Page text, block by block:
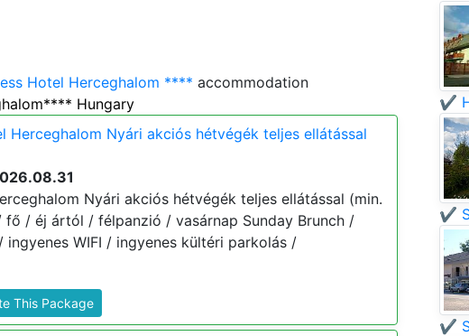
Hotel Herceghalom **** accommodation
Hungary
Nyári akciós hétvégék teljes ellátással
Nyári akciós hétvégék teljes ellátással (min.
fő / éj ártól / félpanzió / vasárnap Sunday Brunch /
WIFI / ingyenes kültéri parkolás /
This Package
✔️
✔️
✔️